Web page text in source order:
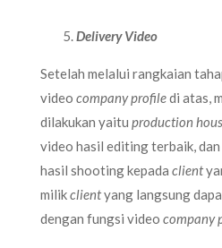
Delivery Video
Setelah melalui rangkaian
video company profiledi atas,
dilakukan yaitu production
video hasil editing terbaik,
hasil shooting kepada client
milikclientyang langsung
dengan fungsi video company